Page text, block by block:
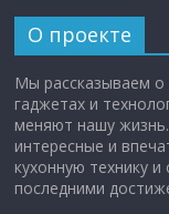
О проекте
Мы рассказываем о
гаджетах и
меняют нашу
интересные и
кухонную технику
последними